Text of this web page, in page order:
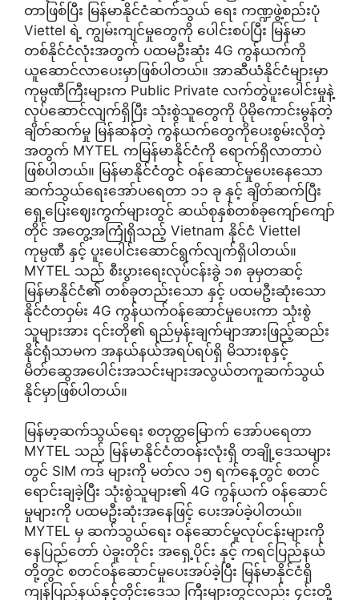
တာဖြစ်ပြီး မြန်မာနိုင်ငံဆက်သွယ် ရေး ကဏ္ဍဖွဲ့စည်းပုံ
Viettel ရဲ့ ကျွမ်းကျင်မှုတွေကို ပေါင်းစပ်ပြီး မြန်မာ
တစ်နိုင်ငံလုံးအတွက် ပထမဦးဆုံး 4G ကွန်ယက်ကို
ယူဆောင်လာပေးမှာဖြစ်ပါတယ်။ အာဆီယံနိုင်ငံများမှာ
ကုမ္ပဏီကြီးများက Public Private လက်တွဲပူးပေါင်းမှုနဲ့
လုပ်ဆောင်လျက်ရှိပြီး သုံးစွဲသူတွေကို ပိုမိုကောင်းမွန်တဲ့
ချိတ်ဆက်မှု မြန်ဆန်တဲ့ ကွန်ယက်တွေကိုပေးစွမ်းလိုတဲ့
အတွက် MYTEL ကမြန်မာနိုင်ငံကို ရောက်ရှိလာတာပဲ
ဖြစ်ပါတယ်။ မြန်မာနိုင်ငံတွင် ဝန်ဆောင်မှုပေးနေသော
ဆက်သွယ်ရေးအော်ပရေတာ ၁၁ ခု နှင့် ချိတ်ဆက်ပြီး
ရှေ့ပြေးဈေးကွက်များတွင် ဆယ်စုနှစ်တစ်ခုကျော်ကျော်
တိုင် အတွေ့အကြုံရှိသည့် Vietnam နိုင်ငံ Viettel
ကုမ္ပဏီ နှင့် ပူးပေါင်းဆောင်ရွက်လျက်ရှိပါတယ်။
MYTEL သည် စီးပွားရေးလုပ်ငန်းခွဲ ၁၈ ခုမှတဆင့်
မြန်မာနိုင်ငံ၏ တစ်ခုတည်းသော နှင့် ပထမဦးဆုံးသော
နိုင်ငံတဝှမ်း 4G ကွန်ယက်ဝန်ဆောင်မှုပေးကာ သုံးစွဲ
သူများအား ၎င်းတို၏ ရည်မှန်းချက်မျာအားဖြည့်ဆည်း
နိုင်ရုံသာမက အနယ်နယ်အရပ်ရပ်ရှိ မိသားစုနှင့်
မိတ်ဆွေအပေါင်းအသင်းများအလွယ်တကူဆက်သွယ်
နိုင်မှာဖြစ်ပါတယ်။
မြန်မာ့ဆက်သွယ်ရေး စတုတ္ထမြောက် အော်ပရေတာ
MYTEL သည် မြန်မာနိုင်ငံတဝန်းလုံးရှိ တချို့ဒေသများ
တွင် SIM ကဒ် များကို မတ်လ ၁၅ ရက်နေ့တွင် စတင်
ရောင်းချခဲ့ပြီး သုံးစွဲသူများ၏ 4G ကွန်ယက် ၀န်ဆောင်
မှုများကို ပထမဦးဆုံးအနေဖြင့် ပေးအပ်ခဲ့ပါတယ်။
MYTEL မှ ဆက်သွယ်ရေး ၀န်ဆောင်မှုလုပ်ငန်းများကို
နေပြည်တော် ပဲခူးတိုင်း အရှေ့ပိုင်း နှင့် ကရင်ပြည်နယ်
တို့တွင် စတင်ဝန်ဆောင်မှုပေးအပ်ခဲ့ပြီး မြန်မာနိုင်ငံရှိ
ကျန်ပြည်နယ်နှင့်တိုင်းဒေသ ကြီးများတွင်လည်း ၄င်းတို့